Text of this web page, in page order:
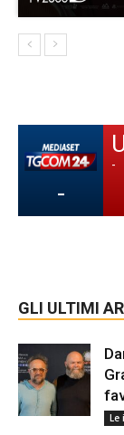
-
-
GLI ULTIMI
Le